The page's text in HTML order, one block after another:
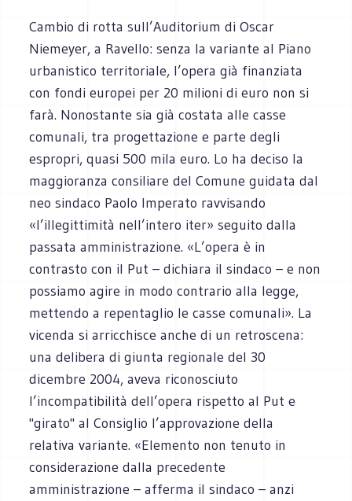
Cambio di rotta sull’Auditorium di Oscar
Niemeyer, a Ravello: senza la variante al Piano
urbanistico territoriale, l’opera già finanziata
con fondi europei per 20 milioni di euro non si
farà. Nonostante sia già costata alle casse
comunali, tra progettazione e parte degli
espropri, quasi 500 mila euro. Lo ha deciso la
maggioranza consiliare del Comune guidata dal
neo sindaco Paolo Imperato ravvisando
«l’illegittimità nell’intero iter» seguito dalla
passata amministrazione. «L’opera è in
contrasto con il Put – dichiara il sindaco – e non
possiamo agire in modo contrario alla legge,
mettendo a repentaglio le casse comunali». La
vicenda si arricchisce anche di un retroscena:
una delibera di giunta regionale del 30
dicembre 2004, aveva riconosciuto
l’incompatibilità dell’opera rispetto al Put e
"girato" al Consiglio l’approvazione della
relativa variante. «Elemento non tenuto in
considerazione dalla precedente
amministrazione – afferma il sindaco – anzi